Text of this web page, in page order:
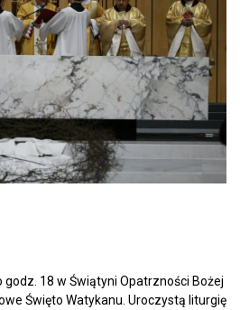
godz. 18 w Świątyni Opatrzności Bożej
Święto Watykanu. Uroczystą liturgię